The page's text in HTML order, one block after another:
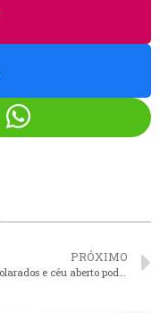
PRÓXIMO
Dias ensolarados e céu aberto podem marcar a semana em Vinhedo